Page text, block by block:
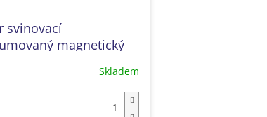
svinovací
magnetický
Skladem